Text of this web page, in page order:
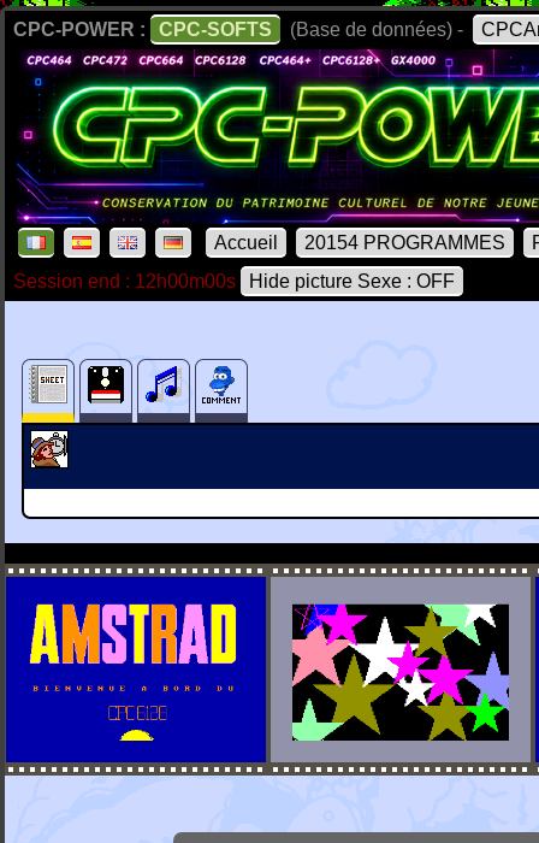
CPC-POWER : CPC-SOFTS (Base de données) -
Accueil 20154 PROGRAMMES
Session end : 12h00m00s
Hide picture Sexe : OFF